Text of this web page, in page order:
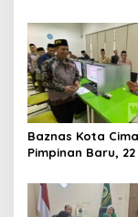
Publik
Baznas Kota
Pimpinan Baru,